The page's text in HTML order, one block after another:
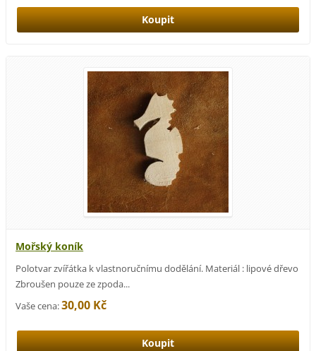
Mořský koník
Polotvar zvířátka k vlastnoručnímu dodělání. Materiál : lipové dřevo
Zbroušen pouze ze zpoda...
Vaše cena:30,00 Kč